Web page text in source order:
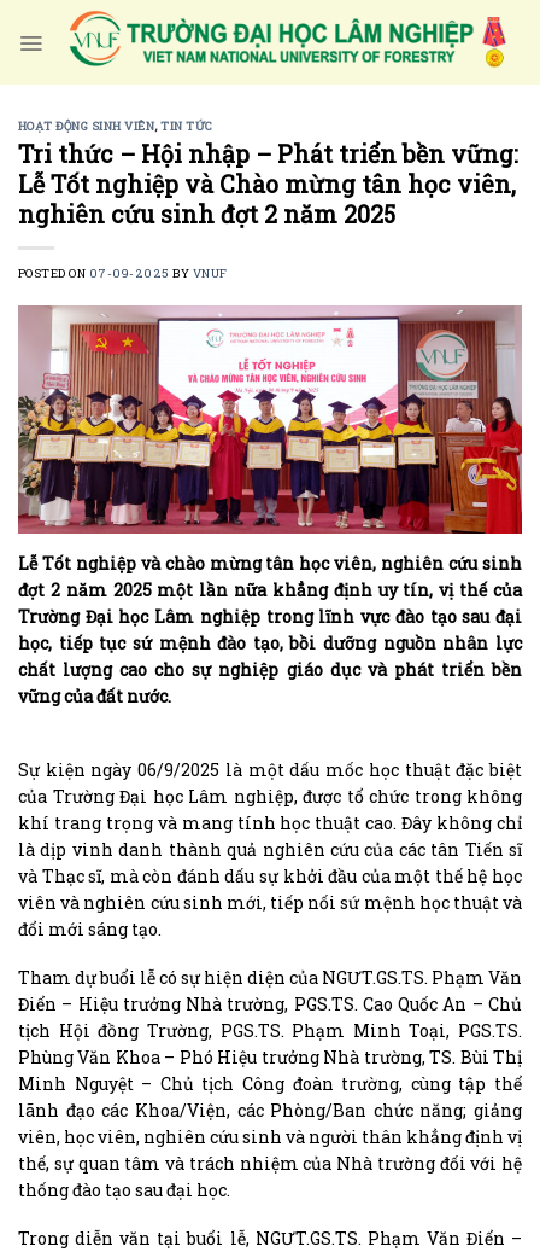
HOẠT ĐỘNG SINH VIÊN,TIN TỨC
Tri thức – Hội nhập – Phát triển bền vững:
Lễ Tốt nghiệp và Chào mừng tân học viên,
nghiên cứu sinh đợt 2 năm 2025
POSTED ON 07-09-2025 BY VNUF
Lễ Tốt nghiệp và chào mừng tân học viên, nghiên cứu sinh
đợt 2 năm 2025 một lần nữa khẳng định uy tín, vị thế của
Trường Đại học Lâm nghiệp trong lĩnh vực đào tạo sau đại
học, tiếp tục sứ mệnh đào tạo, bồi dưỡng nguồn nhân lực
chất lượng cao cho sự nghiệp giáo dục và phát triển bền
vững của đất nước.
Sự kiện ngày 06/9/2025 là một dấu mốc học thuật đặc biệt
của Trường Đại học Lâm nghiệp, được tổ chức trong không
khí trang trọng và mang tính học thuật cao. Đây không chỉ
là dịp vinh danh thành quả nghiên cứu của các tân Tiến sĩ
và Thạc sĩ, mà còn đánh dấu sự khởi đầu của một thế hệ học
viên và nghiên cứu sinh mới, tiếp nối sứ mệnh học thuật và
đổi mới sáng tạo.
Tham dự buổi lễ có sự hiện diện của NGƯT.GS.TS. Phạm Văn
Điển – Hiệu trưởng Nhà trường, PGS.TS. Cao Quốc An – Chủ
tịch Hội đồng Trường, PGS.TS. Phạm Minh Toại, PGS.TS.
Phùng Văn Khoa – Phó Hiệu trưởng Nhà trường, TS. Bùi Thị
Minh Nguyệt – Chủ tịch Công đoàn trường, cùng tập thể
lãnh đạo các Khoa/Viện, các Phòng/Ban chức năng; giảng
viên, học viên, nghiên cứu sinh và người thân khẳng định vị
thế, sự quan tâm và trách nhiệm của Nhà trường đối với hệ
thống đào tạo sau đại học.
Trong diễn văn tại buổi lễ, NGƯT.GS.TS. Phạm Văn Điển –